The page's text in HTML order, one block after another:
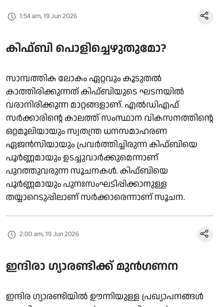
1:54 am, 19 Jun 2026
കിഫ്ബി പൊളിച്ചെഴുതുമോ?
സാമ്പത്തിക ലോകം ഏറ്റവും കൂടുതൽ
കാത്തിരിക്കുന്നത് കിഫ്‌ബിയുടെ ഘടനയിൽ
വരാനിരിക്കുന്ന മാറ്റങ്ങളാണ്. എൽഡിഎഫ്
സർക്കാരിന്റെ കാലത്ത് സംസ്ഥാന വികസനത്തിന്റെ
ഒറ്റമൂലിയായും സ്വതന്ത്ര ധനസമാഹരണ
ഏജൻസിയായും പ്രവർത്തിച്ചിരുന്ന കിഫ്ബിയെ
പൂർണ്ണമായും ഉടച്ചുവാർക്കുമെന്നാണ്
പുറത്തുവരുന്ന സൂചനകൾ. കിഫ്ബിയെ
പൂർണ്ണമായും പുനഃസംഘടിപ്പിക്കാനുള്ള
തയ്യാറെടുപ്പിലാണ് സർക്കാരെന്നാണ് സൂചന.
2:00 am, 19 Jun 2026
ഇന്ദിരാ ​ഗ്യാരണ്ടിക്ക് മുൻ​ഗണന
ഇന്ദിര ഗ്യാരണ്ടിയിൽ ഊന്നിയുള്ള പ്രഖ്യാപനങ്ങൾ